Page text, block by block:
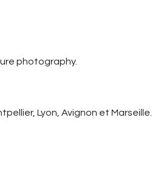
photography.
Lyon, Avignon et Marseille.